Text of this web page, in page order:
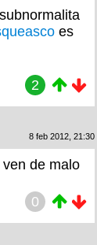
es
2
8 feb 2012, 21:30
de malo
0